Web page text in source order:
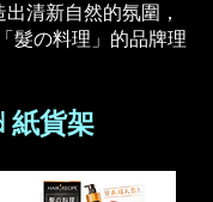
出清新自然的氛圍，
髮の料理」的品牌理
紙貨架